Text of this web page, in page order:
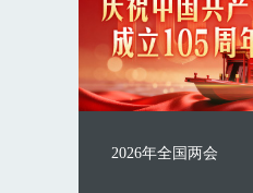
2026年全国两会